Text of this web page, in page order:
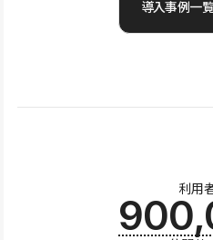
導入事例一
利用